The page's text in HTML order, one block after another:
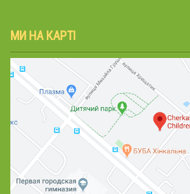
МИ НА КАРТІ